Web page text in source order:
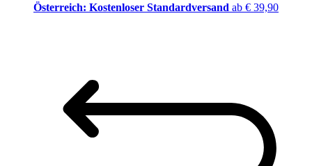
Österreich: Kostenloser Standardversand ab € 39,90